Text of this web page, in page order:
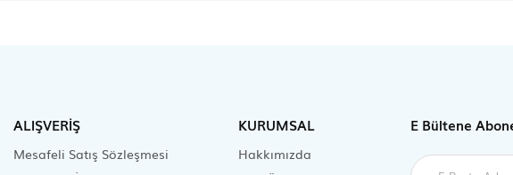
ALIŞVERİŞ
Mesafeli Satış Sözleşmesi
KURUMSAL
Hakkımızda
E Bültene